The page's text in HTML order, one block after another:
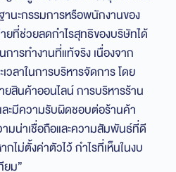
านะกรรมการหรือพนักงานของ
ยที่ช่วยลดกำไรสุทธิของบริษัทได้
ารทำงานที่แท้จริง เนื่องจาก
เวลาในการบริหารจัดการ โดย
ยสินค้าออนไลน์ การบริหารร้าน
ะมีความรับผิดชอบต่อร้านค้า
มน่าเชื่อถือและความสัมพันธ์ที่ดี
ไม่ตั้งค่าตัวไว้ กำไรที่เห็นในงบ
ยม”